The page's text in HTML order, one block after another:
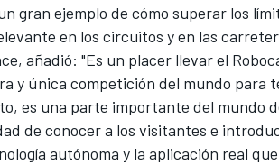
gran ejemplo de cómo superar los
en los circuitos y en las
añadió: "Es un placer llevar el
y única competición del mundo para
es una parte importante del mundo
de conocer a los visitantes e
autónoma y la aplicación real